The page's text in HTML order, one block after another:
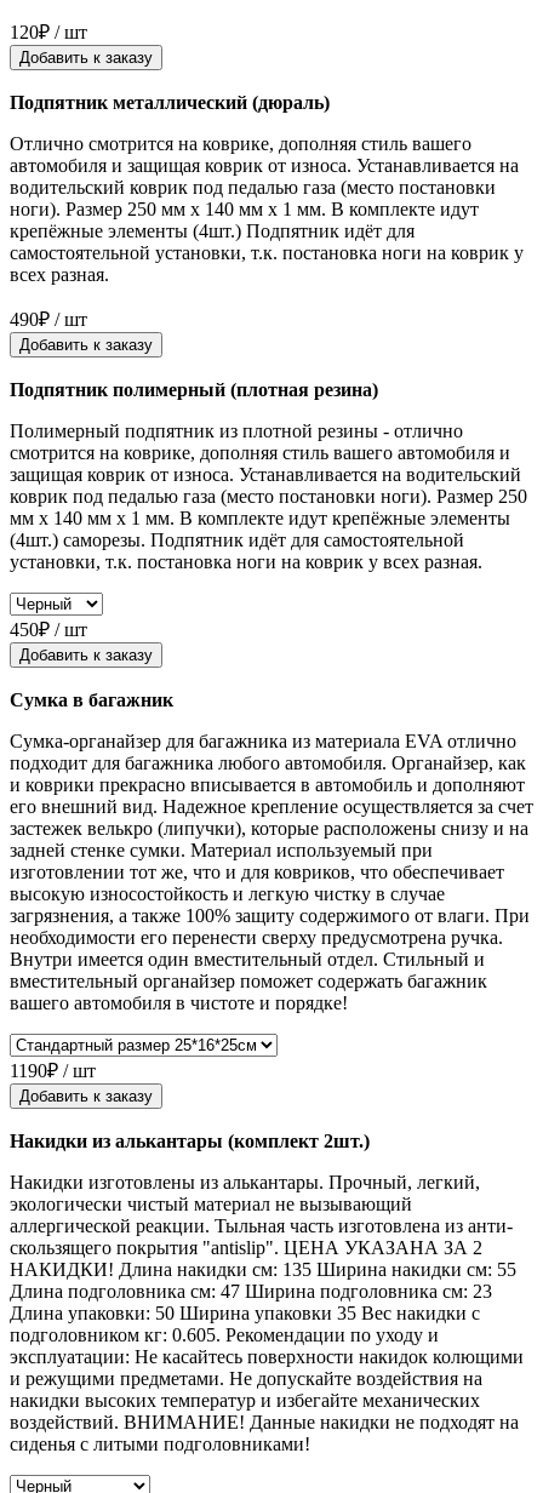
120₽ / шт
Добавить к заказу
Подпятник металлический (дюраль)
Отлично смотрится на коврике, дополняя стиль вашего
автомобиля и защищая коврик от износа. Устанавливается на
водительский коврик под педалью газа (место постановки
ноги). Размер 250 мм x 140 мм x 1 мм. В комплекте идут
крепёжные элементы (4шт.) Подпятник идёт для
самостоятельной установки, т.к. постановка ноги на коврик у
всех разная.
490₽ / шт
Добавить к заказу
Подпятник полимерный (плотная резина)
Полимерный подпятник из плотной резины - отлично
смотрится на коврике, дополняя стиль вашего автомобиля и
защищая коврик от износа. Устанавливается на водительский
коврик под педалью газа (место постановки ноги). Размер 250
мм x 140 мм x 1 мм. В комплекте идут крепёжные элементы
(4шт.) саморезы. Подпятник идёт для самостоятельной
установки, т.к. постановка ноги на коврик у всех разная.
450₽ / шт
Добавить к заказу
Сумка в багажник
Сумка-органайзер для багажника из материала EVA отлично
подходит для багажника любого автомобиля. Органайзер, как
и коврики прекрасно вписывается в автомобиль и дополняют
его внешний вид. Надежное крепление осуществляется за счет
застежек велькро (липучки), которые расположены снизу и на
задней стенке сумки. Материал используемый при
изготовлении тот же, что и для ковриков, что обеспечивает
высокую износостойкость и легкую чистку в случае
загрязнения, а также 100% защиту содержимого от влаги. При
необходимости его перенести сверху предусмотрена ручка.
Внутри имеется один вместительный отдел. Стильный и
вместительный органайзер поможет содержать багажник
вашего автомобиля в чистоте и порядке!
1190₽ / шт
Добавить к заказу
Накидки из алькантары (комплект 2шт.)
Накидки изготовлены из алькантары. Прочный, легкий,
экологически чистый материал не вызывающий
аллергической реакции. Тыльная часть изготовлена из анти-
скользящего покрытия "antislip". ЦЕНА УКАЗАНА ЗА 2
НАКИДКИ! Длина накидки см: 135 Ширина накидки см: 55
Длина подголовника см: 47 Ширина подголовника см: 23
Длина упаковки: 50 Ширина упаковки 35 Вес накидки с
подголовником кг: 0.605. Рекомендации по уходу и
эксплуатации: Не касайтесь поверхности накидок колющими
и режущими предметами. Не допускайте воздействия на
накидки высоких температур и избегайте механических
воздействий. ВНИМАНИЕ! Данные накидки не подходят на
сиденья с литыми подголовниками!